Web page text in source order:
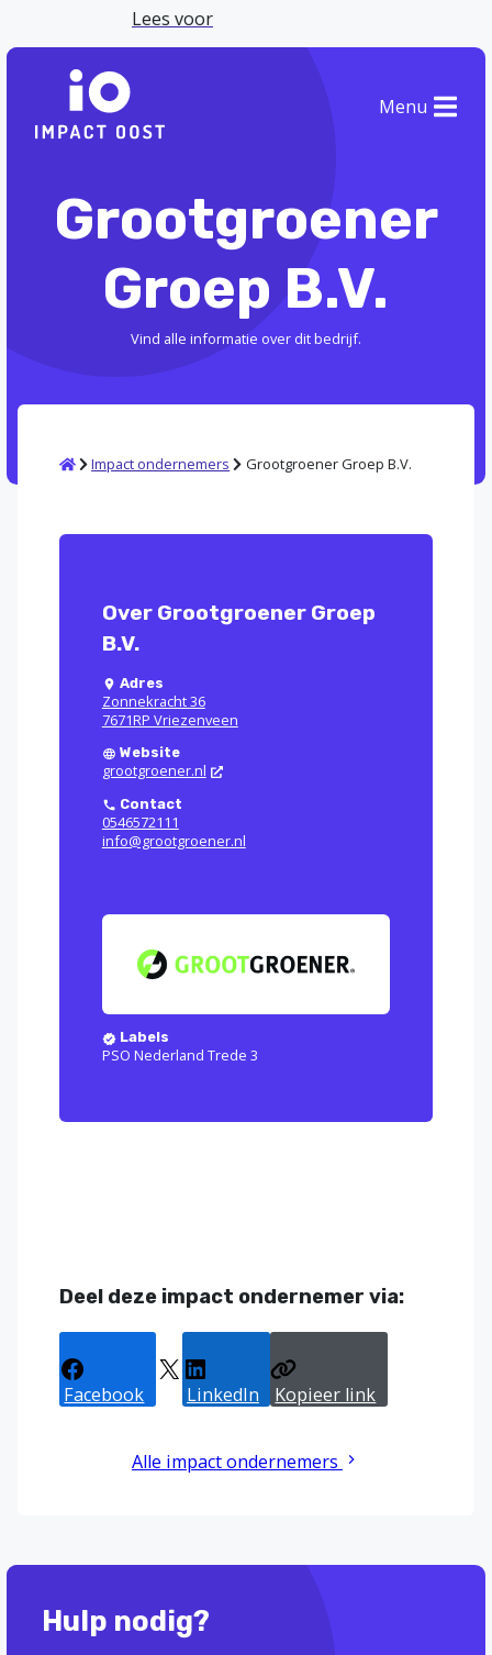
Lees voor
Menu
Grootgroener
Groep B.V.
Vind alle informatie over dit bedrijf.
HomeImpact ondernemers Grootgroener Groep B.V.
Over Grootgroener Groep
B.V.
Adres
Zonnekracht 36
7671RP Vriezenveen
Website
grootgroener.nl
Contact
0546572111
info@grootgroener.nl
Labels
PSO Nederland Trede 3
Deel deze impact ondernemer via:
Facebook LinkedIn Kopieer link
Alle impact ondernemers
Hulp nodig?